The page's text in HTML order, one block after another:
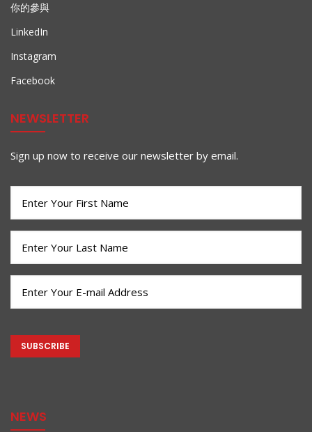
你的參與
LinkedIn
Instagram
Facebook
NEWSLETTER
Sign up now to receive our newsletter by email.
(Required)
(Required)
NEWS